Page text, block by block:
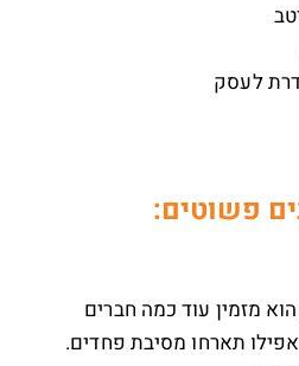
לעסק
מזמין עוד כמה חברים
תארחו מסיבת פחדים.